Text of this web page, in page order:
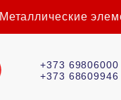
Металлические
+373 69806000
+373 68609946